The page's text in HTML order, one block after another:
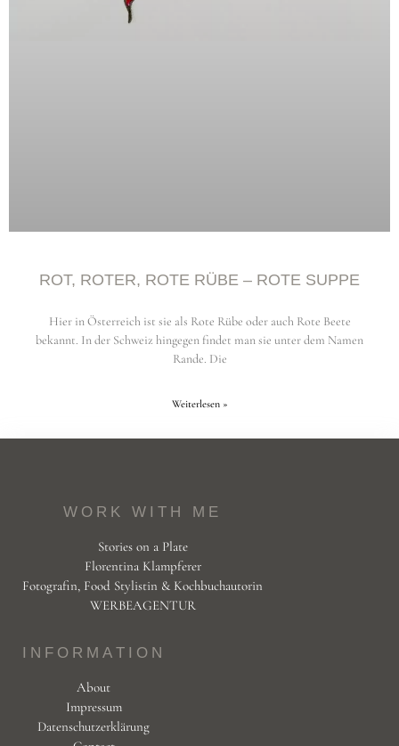
ROT, ROTER, ROTE RÜBE – ROTE SUPPE
Hier in Österreich ist sie als Rote Rübe oder auch Rote Beete
bekannt. In der Schweiz hingegen findet man sie unter dem Namen
Rande. Die
Weiterlesen »
WORK WITH ME
Stories on a Plate
Florentina Klampferer
Fotografin, Food Stylistin & Kochbuchautorin
WERBEAGENTUR
INFORMATION
About
Impressum
Datenschutzerklärung